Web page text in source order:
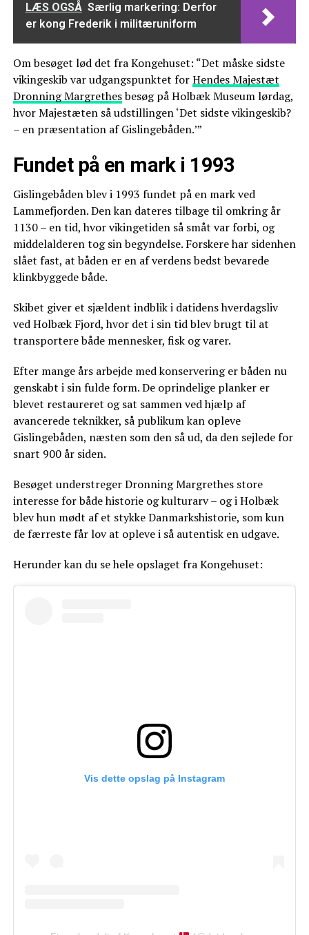
LÆS OGSÅ Særlig markering: Derfor
er kong Frederik i militæruniform
Om besøget lød det fra Kongehuset: “Det måske sidste
vikingeskib var udgangspunktet forHendes Majestæt
Dronning Margrethesbesøg på Holbæk Museum lørdag,
hvor Majestæten så udstillingen ‘Det sidste vikingeskib?
– en præsentation af Gislingebåden.’”
Fundet på en mark i 1993
Gislingebåden blev i 1993 fundet på en mark ved
Lammefjorden. Den kan dateres tilbage til omkring år
1130 – en tid, hvor vikingetiden så småt var forbi, og
middelalderen tog sin begyndelse. Forskere har sidenhen
slået fast, at båden er en af verdens bedst bevarede
klinkbyggede både.
Skibet giver et sjældent indblik i datidens hverdagsliv
ved Holbæk Fjord, hvor det i sin tid blev brugt til at
transportere både mennesker, fisk og varer.
Efter mange års arbejde med konservering er båden nu
genskabt i sin fulde form. De oprindelige planker er
blevet restaureret og sat sammen ved hjælp af
avancerede teknikker, så publikum kan opleve
Gislingebåden, næsten som den så ud, da den sejlede for
snart 900 år siden.
Besøget understreger Dronning Margrethes store
interesse for både historie og kulturarv – og i Holbæk
blev hun mødt af et stykke Danmarkshistorie, som kun
de færreste får lov at opleve i så autentisk en udgave.
Herunder kan du se hele opslaget fra Kongehuset:
Vis dette opslag på Instagram